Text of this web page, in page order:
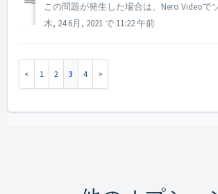
木, 24 6月, 2021 で 11:22 午前
1 2 3 4